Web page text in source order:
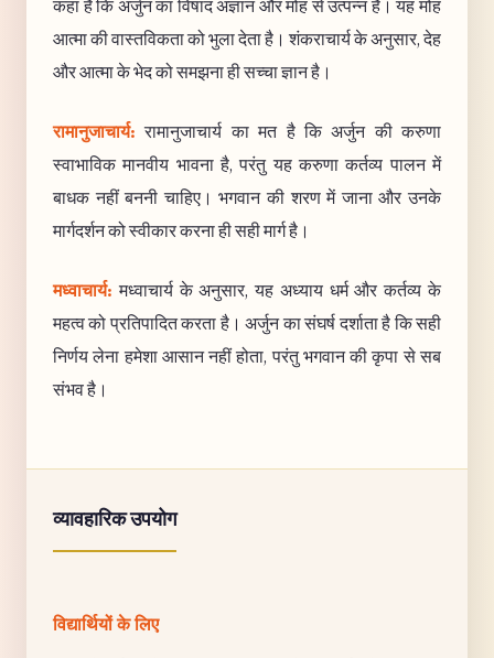
कहा है कि अर्जुन का विषाद अज्ञान और मोह से उत्पन्न है। यह मोह
आत्मा की वास्तविकता को भुला देता है। शंकराचार्य के अनुसार, देह
और आत्मा के भेद को समझना ही सच्चा ज्ञान है।
रामानुजाचार्य: रामानुजाचार्य का मत है कि अर्जुन की करुणा
स्वाभाविक मानवीय भावना है, परंतु यह करुणा कर्तव्य पालन में
बाधक नहीं बननी चाहिए। भगवान की शरण में जाना और उनके
मार्गदर्शन को स्वीकार करना ही सही मार्ग है।
मध्वाचार्य: मध्वाचार्य के अनुसार, यह अध्याय धर्म और कर्तव्य के
महत्व को प्रतिपादित करता है। अर्जुन का संघर्ष दर्शाता है कि सही
निर्णय लेना हमेशा आसान नहीं होता, परंतु भगवान की कृपा से सब
संभव है।
व्यावहारिक उपयोग
विद्यार्थियों के लिए